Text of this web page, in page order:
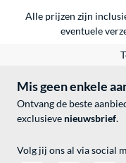
Alle prijzen zijn
eventuele
Mis geen enkele
Ontvang de beste
exclusieve nieuwsbrief.
Volg jij ons al via social